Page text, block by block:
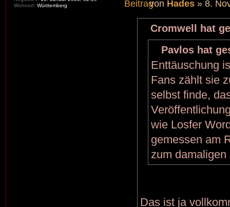
von Hades » 8.
Cromwell hat
Pavlos hat
Enttäuschung
Fans zählt sie
selbst finde,
wie Losfer
gemessen am
zum
Das ist ja
Wohnort: Württemberg